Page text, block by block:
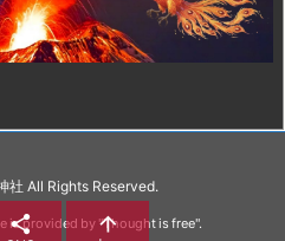
社 All Rights Reserved.
is provided by "Thought is free".
 